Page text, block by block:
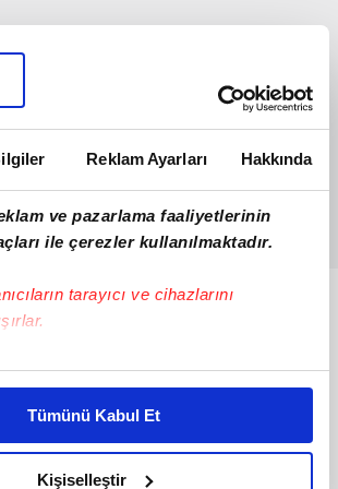
Reklam Ayarları Hakkında
ve pazarlama faaliyetlerinin
ile çerezler kullanılmaktadır.
tarayıcı ve cihazlarını
halinde sizlere özel
yaşatabiliriz. Bunu yaparken
daha iyi bir reklam deneyimi sunmak
en iyi içerikleri sunabilmek adına
Tümünü Kabul Et
Kişiselleştir
Var